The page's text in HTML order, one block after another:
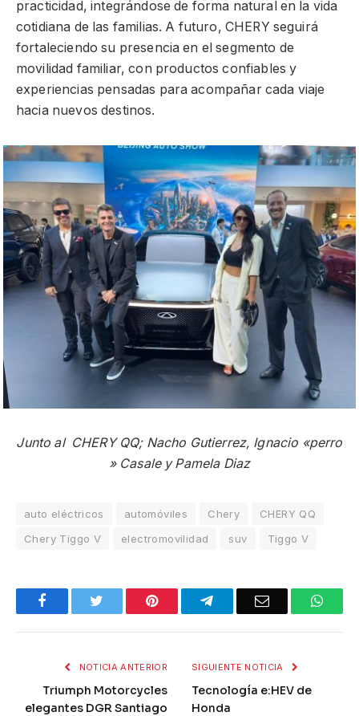
practicidad, integrándose de forma natural en la vida
cotidiana de las familias. A futuro, CHERY seguirá
fortaleciendo su presencia en el segmento de
movilidad familiar, con productos confiables y
experiencias pensadas para acompañar cada viaje
hacia nuevos destinos.
Junto al CHERY QQ; Nacho Gutierrez, Ignacio «perro
» Casale y Pamela Diaz
auto eléctricos automóviles Chery
CHERY QQ
Chery Tiggo V
electromovilidad suv Tiggo V
Facebook Pinterest TelegramEmail
NOTICIA ANTERIOR
Triumph Motorcycles
elegantes DGR Santiago
SIGUIENTE NOTICIA
Tecnología e:HEV de
Honda